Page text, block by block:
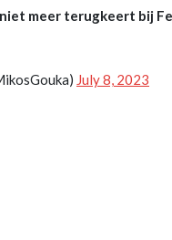
meer terugkeert bij
July 8, 2023